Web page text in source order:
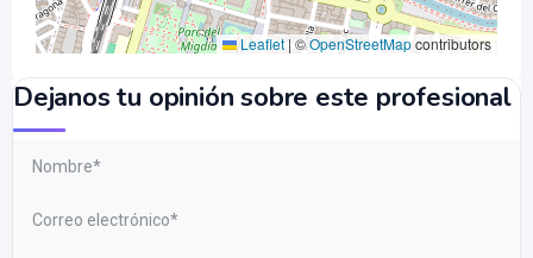
Leaflet | ©OpenStreetMapcontributors
Dejanos tu opinión sobre este profesional